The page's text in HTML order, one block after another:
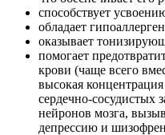
способствует
обладает
оказывает
помогает
крови (чаще всего
высокая
сердечно-сосудистых
нейронов мозга,
депрессию и